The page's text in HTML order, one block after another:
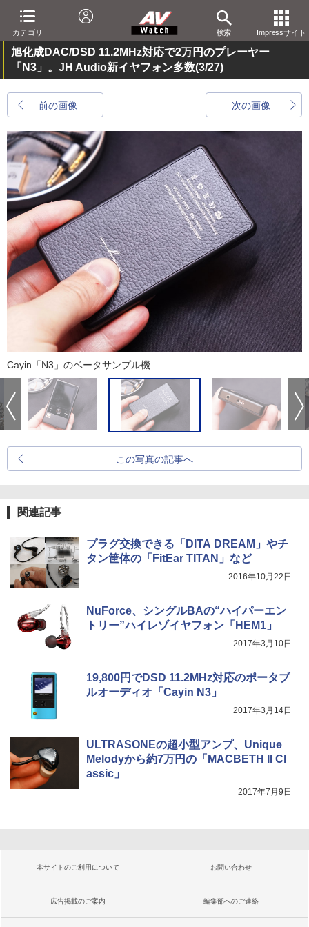
カテゴリ 検索 Impressサイト
旭化成DAC/DSD 11.2MHz対応で2万円のプレーヤー
「N3」。JH Audio新イヤフォン多数(3/27)
前の画像 次の画像
Cayin「N3」のベータサンプル機
この写真の記事へ
関連記事
プラグ交換できる「DITA DREAM」やチ
タン筐体の「FitEar TITAN」など
2016年10月22日
NuForce、シングルBAの“ハイパーエン
トリー”ハイレゾイヤフォン「HEM1」
2017年3月10日
19,800円でDSD 11.2MHz対応のポータブ
ルオーディオ「Cayin N3」
2017年3月14日
ULTRASONEの超小型アンプ、Unique
Melodyから約7万円の「MACBETH II Cl
assic」
2017年7月9日
本サイトのご利用について お問い合わせ
広告掲載のご案内 編集部へのご連絡